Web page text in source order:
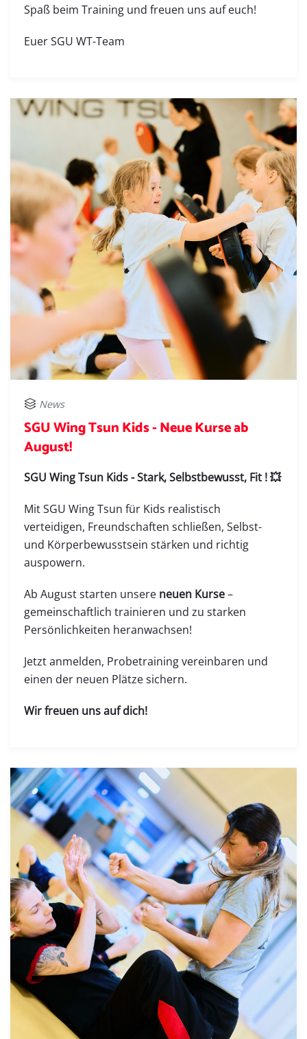
Spaß beim Training und freuen uns auf euch!
Euer SGU WT-Team
News
SGU Wing Tsun Kids - Neue Kurse ab
August!
SGU Wing Tsun Kids - Stark, Selbstbewusst, Fit ! 💥
Mit SGU Wing Tsun für Kids realistisch
verteidigen, Freundschaften schließen, Selbst-
und Körperbewusstsein stärken und richtig
auspowern.
Ab August starten unsere neuen Kurse–
gemeinschaftlich trainieren und zu starken
Persönlichkeiten heranwachsen!
Jetzt anmelden, Probetraining vereinbaren und
einen der neuen Plätze sichern.
Wir freuen uns auf dich!